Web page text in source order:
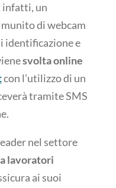
infatti, un
di webcam
identificazione e
svolta online
con l’utilizzo di un
tramite SMS
nel settore
lavoratori
ai suoi